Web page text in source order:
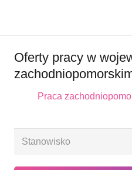
Oferty pracy w
Praca